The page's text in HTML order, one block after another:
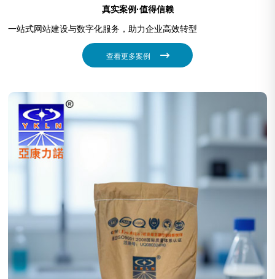
真实案例·值得信赖
一站式网站建设与数字化服务，助力企业高效转型
查看更多案例